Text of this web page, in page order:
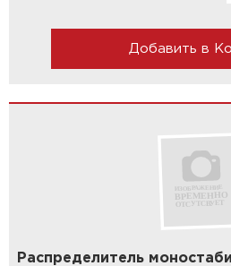
Добавить в
Распределитель